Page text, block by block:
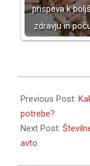
prispeva k
zdravju in
04-
18
Previous Post:
potrebe?
Next Post:
avto